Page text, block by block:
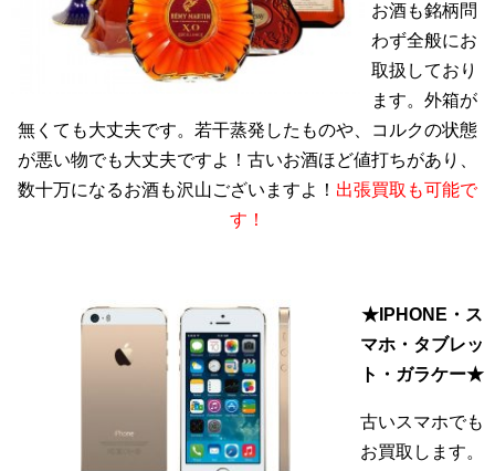
お酒も銘柄問
わず全般にお
取扱しており
ます。外箱が
無くても大丈夫です。若干蒸発したものや、コルクの状態
が悪い物でも大丈夫ですよ！古いお酒ほど値打ちがあり、
数十万になるお酒も沢山ございますよ！ 出張買取も可能で
す！
★IPHONE・ス
マホ・タブレッ
ト・ガラケー★
古いスマホでも
お買取します。